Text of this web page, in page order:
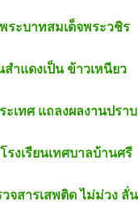
ระบาทสมเด็จพระวชิร
ำแดงเป็น ข้าวเหนียว
เทศ แถลงผลงานปราบ
งเรียนเทศบาลบ้านศรี
จสารเสพติด ไม่ม่วง ลั่น